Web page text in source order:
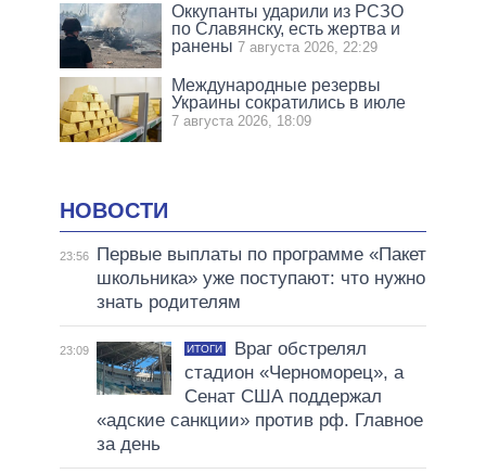
Оккупанты ударили из РСЗО
по Славянску, есть жертва и
ранены 7 августа 2026, 22:29
Международные резервы
Украины сократились в июле
7 августа 2026, 18:09
НОВОСТИ
23:56
Первые выплаты по программе «Пакет
школьника» уже поступают: что нужно
знать родителям
23:09 ИТОГИ
Враг обстрелял
стадион «Черноморец», а
Сенат США поддержал
«адские санкции» против рф. Главное
за день